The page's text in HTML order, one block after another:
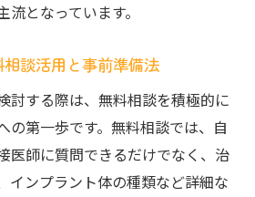
となっています。
談活用と事前準備法
討する際は、無料相談を積極的に
の第一歩です。無料相談では、自
医師に質問できるだけでなく、治
インプラント体の種類など詳細な